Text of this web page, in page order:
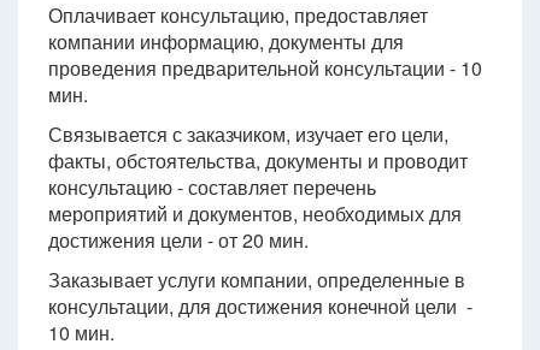
Оплачивает консультацию, предоставляет
компании информацию, документы для
проведения предварительной консультации - 10
мин.
Связывается с заказчиком, изучает его цели,
факты, обстоятельства, документы и проводит
консультацию - составляет перечень
мероприятий и документов, необходимых для
достижения цели - от 20 мин.
Заказывает услуги компании, определенные в
консультации, для достижения конечной цели -
10 мин.